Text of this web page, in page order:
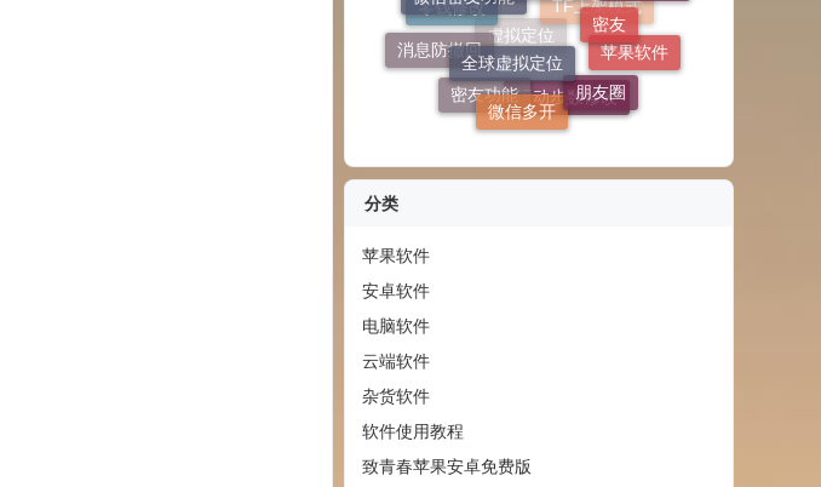
自动接受转账
TF上架模式
虚拟定位
零钱修改 苹果软件
运动步数修改
密友功能
消息防撤回
朋友圈
微信多开
分类
苹果软件
安卓软件
电脑软件
云端软件
杂货软件
软件使用教程
致青春苹果安卓免费版